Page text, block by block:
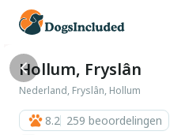
Hollum, Fryslân
Nederland, Fryslân, Hollum
8.2 259 beoordelingen